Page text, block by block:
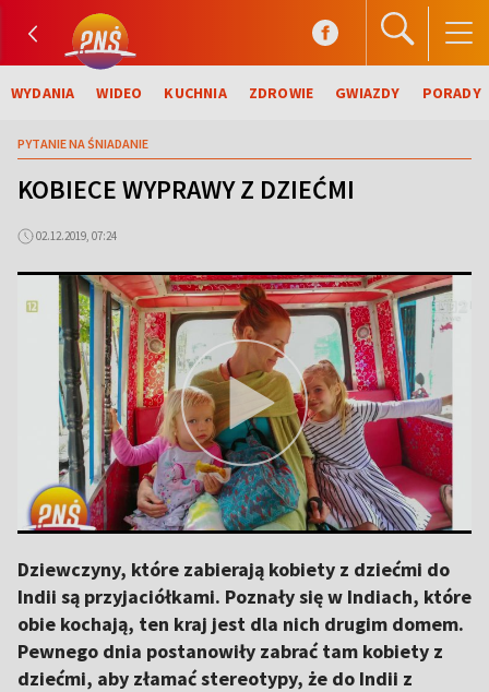
WYDANIA WIDEO KUCHNIA ZDROWIE GWIAZDY PORADY
PYTANIE NA ŚNIADANIE
KOBIECE WYPRAWY Z DZIEĆMI
02.12.2019, 07:24
Dziewczyny, które zabierają kobiety z dziećmi do
Indii są przyjaciółkami. Poznały się w Indiach, które
obie kochają, ten kraj jest dla nich drugim domem.
Pewnego dnia postanowiły zabrać tam kobiety z
dziećmi, aby złamać stereotypy, że do Indii z